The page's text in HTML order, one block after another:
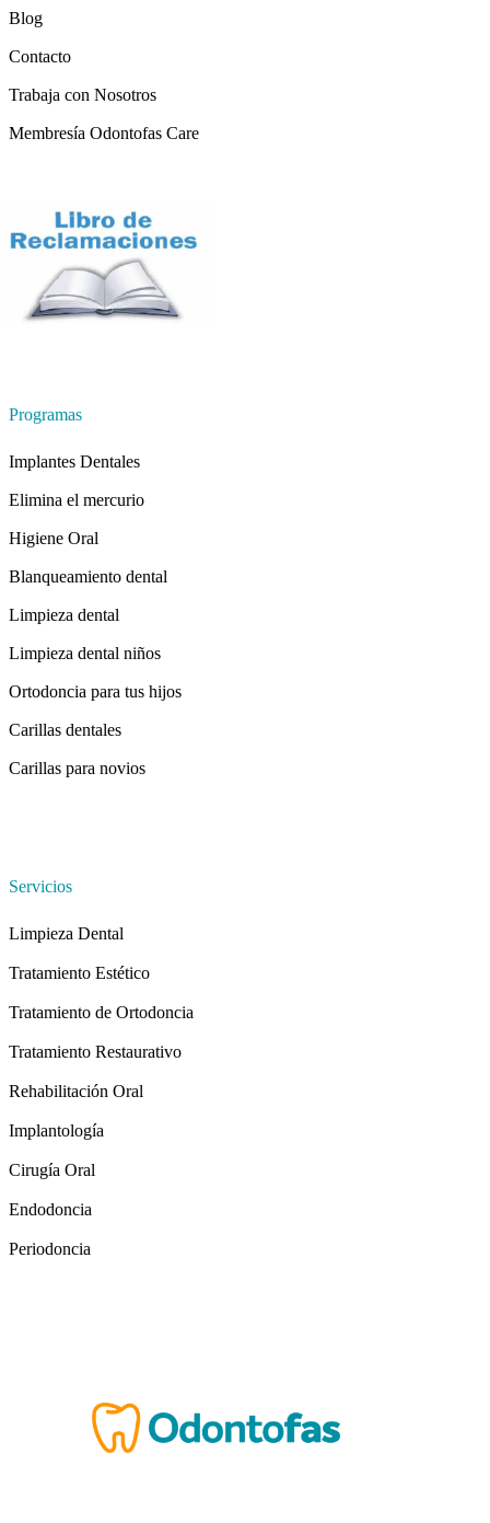
Blog
Contacto
Trabaja con Nosotros
Membresía Odontofas Care
Programas
Implantes Dentales
Elimina el mercurio
Higiene Oral
Blanqueamiento dental
Limpieza dental
Limpieza dental niños
Ortodoncia para tus hijos
Carillas dentales
Carillas para novios
Servicios
Limpieza Dental
Tratamiento Estético
Tratamiento de Ortodoncia
Tratamiento Restaurativo
Rehabilitación Oral
Implantología
Cirugía Oral
Endodoncia
Periodoncia